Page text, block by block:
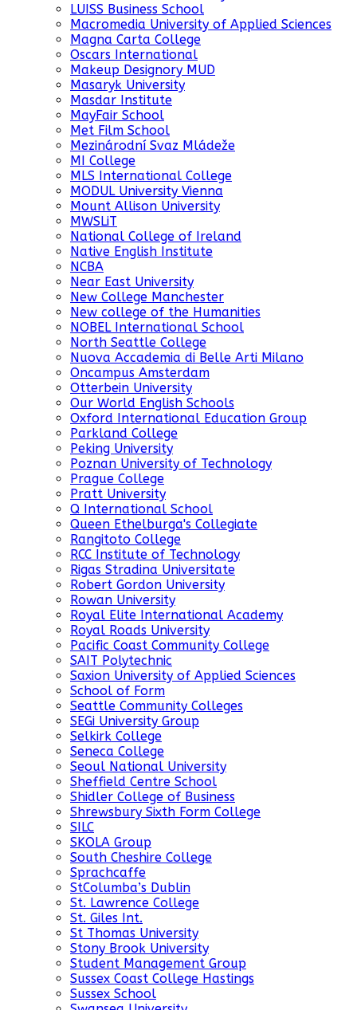
LUISS Business School
Macromedia University of Applied Sciences
Magna Carta College
Oscars International
Makeup Designory MUD
Masaryk University
Masdar Institute
MayFair School
Met Film School
Mezinárodní Svaz Mládeže
MI College
MLS International College
MODUL University Vienna
Mount Allison University
MWSLiT
National College of Ireland
Native English Institute
NCBA
Near East University
New College Manchester
New college of the Humanities
NOBEL International School
North Seattle College
Nuova Accademia di Belle Arti Milano
Oncampus Amsterdam
Otterbein University
Our World English Schools
Oxford International Education Group
Parkland College
Peking University
Poznan University of Technology
Prague College
Pratt University
Q International School
Queen Ethelburga's Collegiate
Rangitoto College
RCC Institute of Technology
Rigas Stradina Universitate
Robert Gordon University
Rowan University
Royal Elite International Academy
Royal Roads University
Pacific Coast Community College
SAIT Polytechnic
Saxion University of Applied Sciences
School of Form
Seattle Community Colleges
SEGi University Group
Selkirk College
Seneca College
Seoul National University
Sheffield Centre School
Shidler College of Business
Shrewsbury Sixth Form College
SILC
SKOLA Group
South Cheshire College
Sprachcaffe
StColumba’s Dublin
St. Lawrence College
St. Giles Int.
St Thomas University
Stony Brook University
Student Management Group
Sussex Coast College Hastings
Sussex School